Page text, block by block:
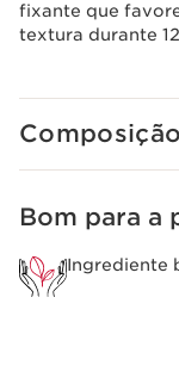
fixante que
textura durante
Composição
SALTAR PARA
Bom para a
Ingrediente